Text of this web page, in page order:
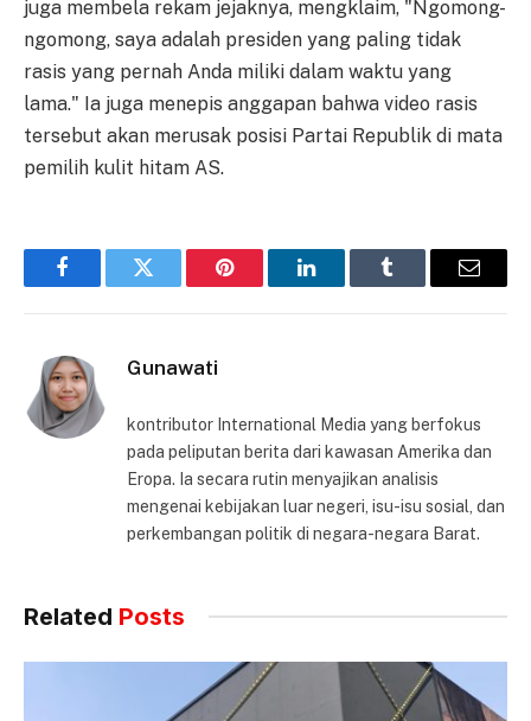
juga membela rekam jejaknya, mengklaim, "Ngomong-
ngomong, saya adalah presiden yang paling tidak
rasis yang pernah Anda miliki dalam waktu yang
lama." Ia juga menepis anggapan bahwa video rasis
tersebut akan merusak posisi Partai Republik di mata
pemilih kulit hitam AS.
FacebookTwitter Pinterest LinkedInTumblr Email
Gunawati
kontributor International Media yang berfokus
pada peliputan berita dari kawasan Amerika dan
Eropa. Ia secara rutin menyajikan analisis
mengenai kebijakan luar negeri, isu-isu sosial, dan
perkembangan politik di negara-negara Barat.
Related Posts